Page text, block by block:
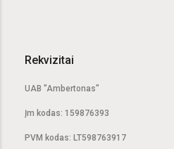
Rekvizitai
UAB "Ambertonas"
Įm kodas: 159876393
PVM kodas: LT598763917